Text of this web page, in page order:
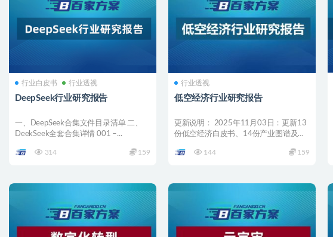
行业白皮书 行业透视
DeepSeek行业研究报告
一、DeepSeek合集文件目录清单 二、
DeekSeek全套合集详情 001 –...
314 159
行业透视
低空经济行业研究报告
更新说明： 2025年11月03日：更新13
份低空经济白皮书、14份产业图谱及行
144
159